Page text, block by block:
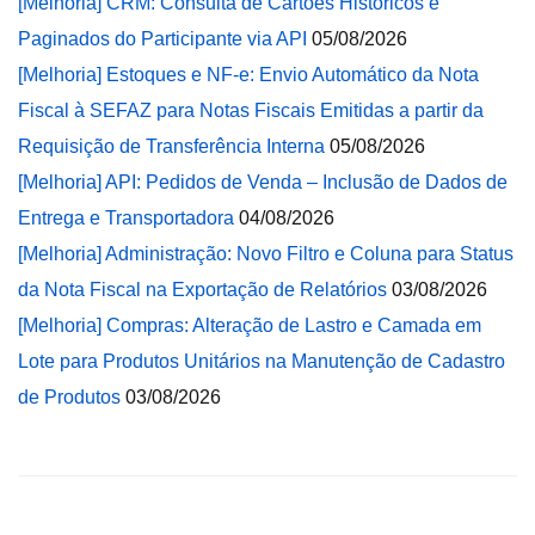
Paginados do Participante via API 05/08/2026
[Melhoria] Estoques e NF-e: Envio Automático da Nota
Fiscal à SEFAZ para Notas Fiscais Emitidas a partir da
Requisição de Transferência Interna 05/08/2026
[Melhoria] API: Pedidos de Venda – Inclusão de Dados de
Entrega e Transportadora 04/08/2026
[Melhoria] Administração: Novo Filtro e Coluna para Status
da Nota Fiscal na Exportação de Relatórios 03/08/2026
[Melhoria] Compras: Alteração de Lastro e Camada em
Lote para Produtos Unitários na Manutenção de Cadastro
de Produtos 03/08/2026